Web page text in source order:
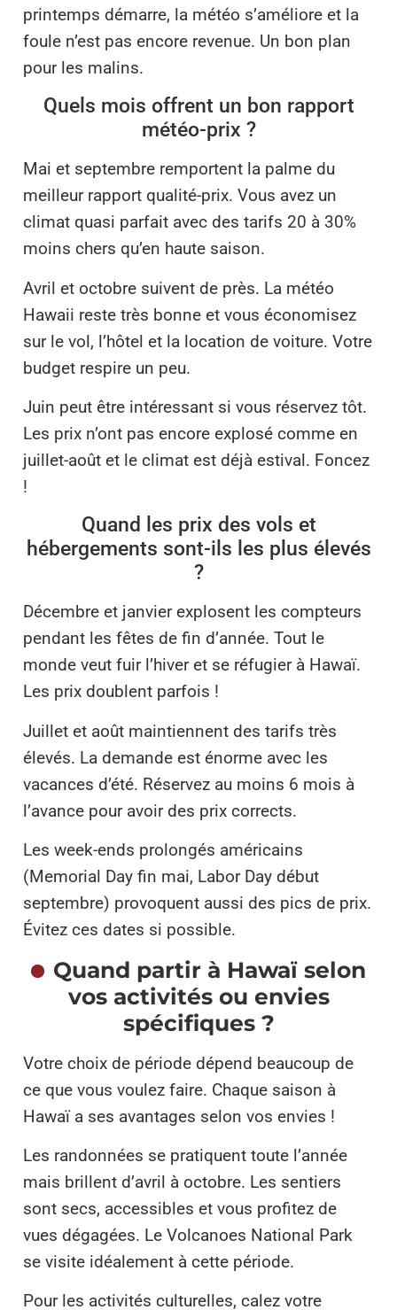
printemps démarre, la météo s’améliore et la
foule n’est pas encore revenue. Un bon plan
pour les malins.
Quels mois offrent un bon rapport
météo-prix ?
Mai et septembre remportent la palme du
meilleur rapport qualité-prix. Vous avez un
climat quasi parfait avec des tarifs 20 à 30%
moins chers qu’en haute saison.
Avril et octobre suivent de près. La météo
Hawaii reste très bonne et vous économisez
sur le vol, l’hôtel et la location de voiture. Votre
budget respire un peu.
Juin peut être intéressant si vous réservez tôt.
Les prix n’ont pas encore explosé comme en
juillet-août et le climat est déjà estival. Foncez
!
Quand les prix des vols et
hébergements sont-ils les plus élevés
?
Décembre et janvier explosent les compteurs
pendant les fêtes de fin d’année. Tout le
monde veut fuir l’hiver et se réfugier à Hawaï.
Les prix doublent parfois !
Juillet et août maintiennent des tarifs très
élevés. La demande est énorme avec les
vacances d’été. Réservez au moins 6 mois à
l’avance pour avoir des prix corrects.
Les week-ends prolongés américains
(Memorial Day fin mai, Labor Day début
septembre) provoquent aussi des pics de prix.
Évitez ces dates si possible.
Quand partir à Hawaï selon
vos activités ou envies
spécifiques ?
Votre choix de période dépend beaucoup de
ce que vous voulez faire. Chaque saison à
Hawaï a ses avantages selon vos envies !
Les randonnées se pratiquent toute l’année
mais brillent d’avril à octobre. Les sentiers
sont secs, accessibles et vous profitez de
vues dégagées. Le Volcanoes National Park
se visite idéalement à cette période.
Pour les activités culturelles, calez votre